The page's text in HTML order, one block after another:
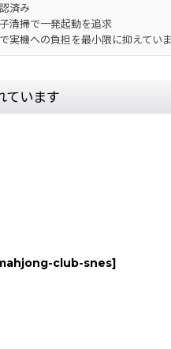
済み
清掃で一発起動を追求
実機への負担を最小限に抑えてい
ています
club-snes]